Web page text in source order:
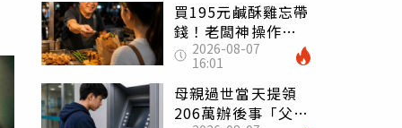
買195元鹹酥雞忘帶
錢！老闆神操作
「倒找5元」 全網
看哭：這就是台灣
2026-08-07
16:01
母親過世當天提領
206萬辦後事「父子